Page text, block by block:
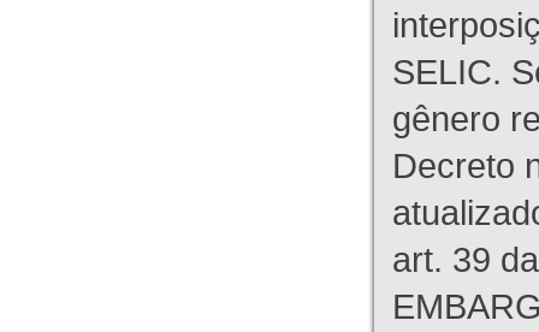
SELIC.
gênero
Decreto
art. 39